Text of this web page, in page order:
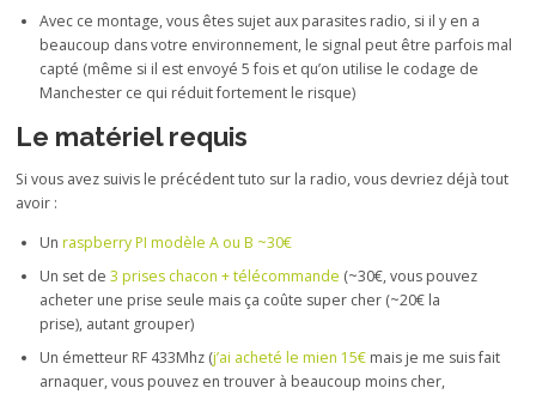
Avec ce montage, vous êtes sujet aux parasites radio, si il y en a
beaucoup dans votre environnement, le signal peut être parfois mal
capté (même si il est envoyé 5 fois et qu’on utilise le codage de
Manchester ce qui réduit fortement le risque)
Le matériel requis
Si vous avez suivis le précédent tuto sur la radio, vous devriez déjà tout
avoir :
Unraspberry PI modèle A ou B ~30€
Un set de 3 prises chacon + télécommande (~30€, vous pouvez
acheter une prise seule mais ça coûte super cher (~20€ la
prise), autant grouper)
Un émetteur RF 433Mhz (j’ai acheté le mien 15€ mais je me suis fait
arnaquer, vous pouvez en trouver à beaucoup moins cher,